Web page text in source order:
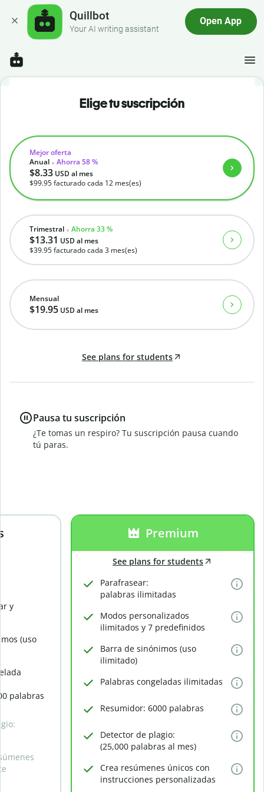
Quillbot
Your AI writing assistant
Open App
y
(uso
palabras
Premium
See plans for students
Parafrasear:
palabras ilimitadas
Modos personalizados
ilimitados y 7 predefinidos
Barra de sinónimos (uso
ilimitado)
Palabras congeladas ilimitadas
Resumidor: 6000 palabras
Detector de plagio:
(25,000 palabras al mes)
Crea resúmenes únicos con
instrucciones personalizadas
Elige tu suscripción
Mensual
$19.95 USD al mes
Trimestral Ahorra 33 %
$13.31 USD al mes
$39.95facturado cada 3 mes(es)
Mejor oferta
Anual
Ahorra 58 %
$8.33 USD al mes
$99.95facturado cada 12 mes(es)
See plans for students
Pausa tu suscripción
¿Te tomas un respiro? Tu suscripción pausa cuando
tú paras.